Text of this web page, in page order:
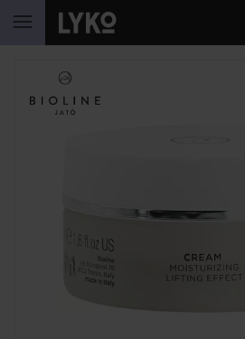
HOPPA TILL INNEHÅLLET